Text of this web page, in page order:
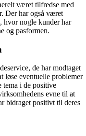
været tilfredse med
Der har også været
hvor nogle kunder har
og pasformen.
de har modtaget
eventuelle problemer
tema i de positive
evne til at
bidraget positivt til deres